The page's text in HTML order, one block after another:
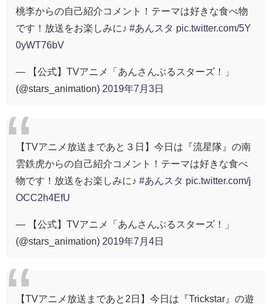
桃李からの自己紹介コメント！テーマは好きな食べ物
です！放送をお楽しみに♪ #あんスタ pic.twitter.com/5Y
0yWT76bV
— 【公式】TVアニメ「あんさんぶるスターズ！」
(@stars_animation) 2019年7月3日
【TVアニメ放送まであと３日】今日は『流星隊』の南
雲鉄虎からの自己紹介コメント！テーマは好きな食べ
物です！放送をお楽しみに♪ #あんスタ pic.twitter.com/j
OCC2h4EfU
— 【公式】TVアニメ「あんさんぶるスターズ！」
(@stars_animation) 2019年7月4日
【TVアニメ放送まであと2日】今日は『Trickstar』の遊